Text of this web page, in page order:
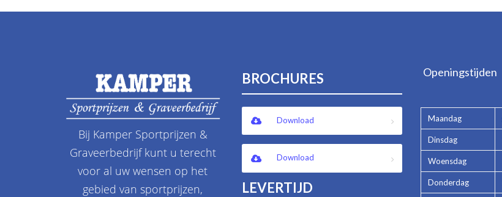
Bij Kamper Sportprijzen &
Graveerbedrijf kunt u terecht
voor al uw wensen op het
gebied van sportprijzen,
BROCHURES
Download
Download
LEVERTIJD
Openingstijden
Maandag
Dinsdag
Woensdag
Donderdag